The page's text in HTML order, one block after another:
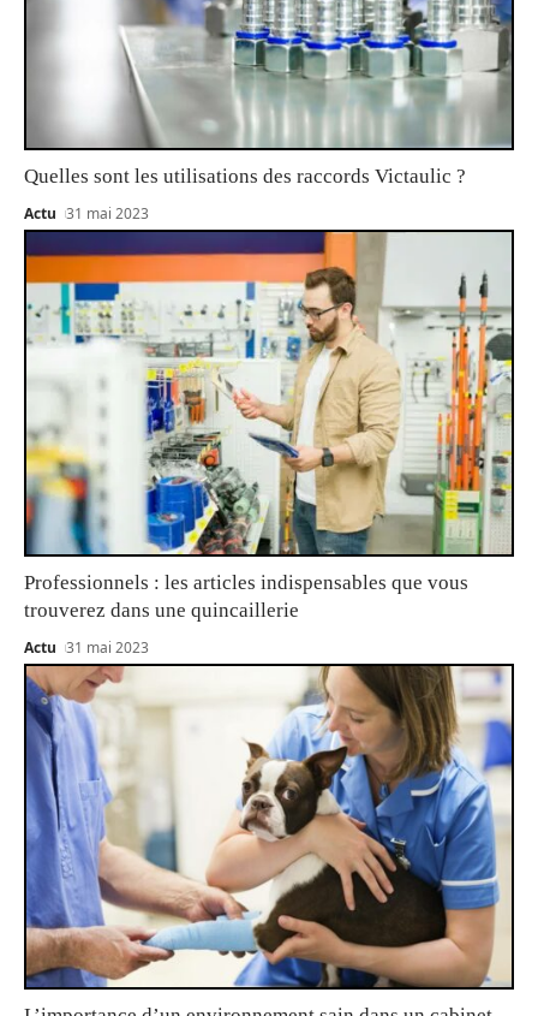
Quelles sont les utilisations des raccords Victaulic ?
Actu 31 mai 2023
Professionnels : les articles indispensables que vous
trouverez dans une quincaillerie
Actu 31 mai 2023